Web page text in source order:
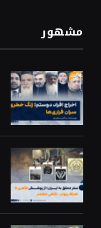
مشهور